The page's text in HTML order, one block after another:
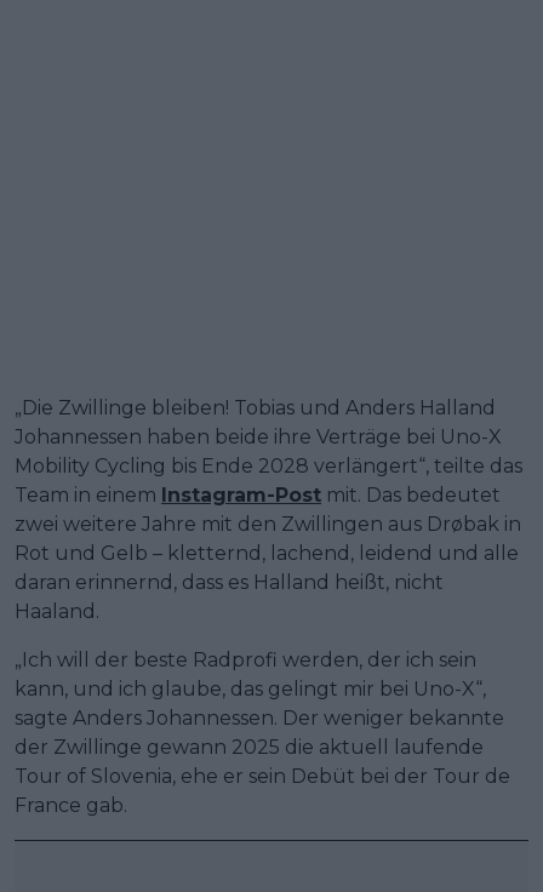
„Die Zwillinge bleiben! Tobias und Anders Halland
Johannessen haben beide ihre Verträge bei Uno-X
Mobility Cycling bis Ende 2028 verlängert“, teilte das
Team in einem Instagram-Post mit. Das bedeutet
zwei weitere Jahre mit den Zwillingen aus Drøbak in
Rot und Gelb – kletternd, lachend, leidend und alle
daran erinnernd, dass es Halland heißt, nicht
Haaland.
„Ich will der beste Radprofi werden, der ich sein
kann, und ich glaube, das gelingt mir bei Uno-X“,
sagte Anders Johannessen. Der weniger bekannte
der Zwillinge gewann 2025 die aktuell laufende
Tour of Slovenia, ehe er sein Debüt bei der Tour de
France gab.